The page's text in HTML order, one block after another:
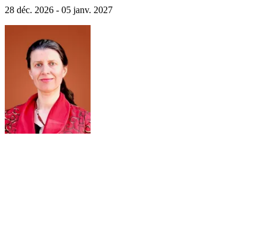
28 déc. 2026 - 05 janv. 2027